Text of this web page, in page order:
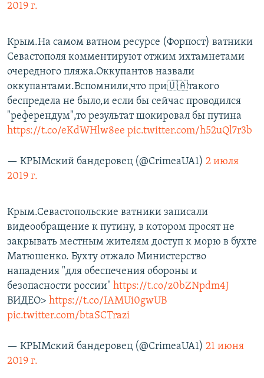
2019 г.
Крым.На самом ватном ресурсе (Форпост) ватники
Севастополя комментируют отжим ихтамнетами
очередного пляжа.Оккупантов назвали
оккупантами.Вспомнили,что при🇺🇦такого
беспредела не было,и если бы сейчас проводился
"референдум",то результат шокировал бы путина
https://t.co/eKdWHlw8ee pic.twitter.com/h52uQl7r3b
— КРЫМский бандеровец (@CrimeaUA1) 2 июля
2019 г.
Крым.Севастопольские ватники записали
видеообращение к путину, в котором просят не
закрывать местным жителям доступ к морю в бухте
Матюшенко. Бухту отжало Министерство
нападения "для обеспечения обороны и
безопасности россии" https://t.co/z0bZNpdm4J
ВИДЕО> https://t.co/IAMUi0gwUB
pic.twitter.com/btaSCTrazi
— КРЫМский бандеровец (@CrimeaUA1) 21 июня
2019 г.